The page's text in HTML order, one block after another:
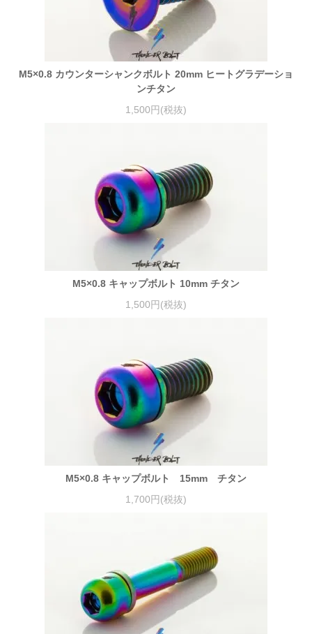
M5×0.8 カウンターシャンクボルト 20mm ヒートグラデーショ
ンチタン
1,500円(税抜)
M5×0.8 キャップボルト 10mm チタン
1,500円(税抜)
M5×0.8 キャップボルト 15mm チタン
1,700円(税抜)